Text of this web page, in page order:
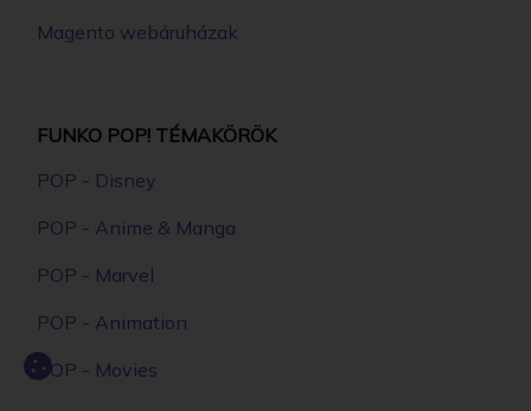
Magento webáruházak
FUNKO POP! TÉMAKÖRÖK
POP - Disney
POP - Anime & Manga
POP - Marvel
POP - Animation
POP - Movies